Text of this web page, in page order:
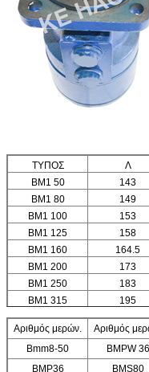
ΤΥΠΟΣ Λ
BM1 50
143
BM1 80
149
BM1 100
153
BM1 125
158
BM1 160
164.5
BM1 200
173
BM1 250
183
BM1 315
195
BM1 375
207
Αριθμός μερών.
Αριθμός
Bmm8-50
BMPW 36
BMP36
BMS80